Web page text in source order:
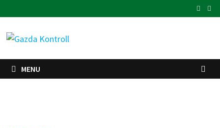
to
content
MENU